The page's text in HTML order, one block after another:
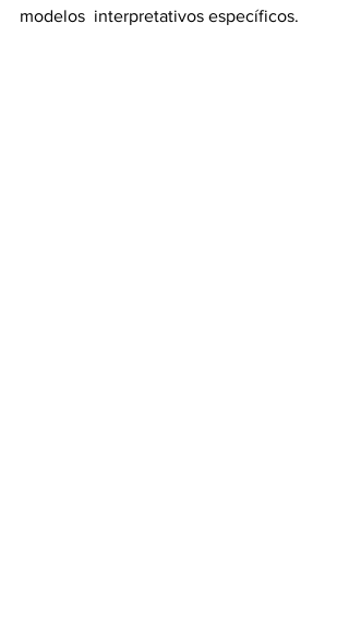
modelos  interpretativos específicos.